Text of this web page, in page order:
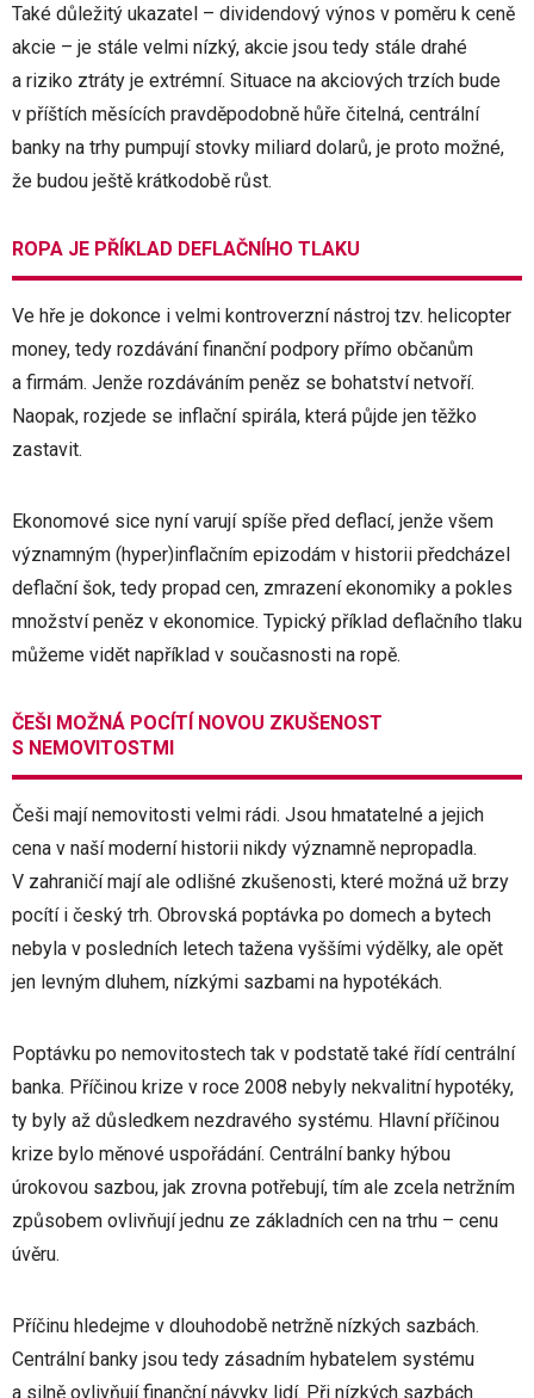
Také důležitý ukazatel – dividendový výnos v poměru k ceně
akcie – je stále velmi nízký, akcie jsou tedy stále drahé
a riziko ztráty je extrémní. Situace na akciových trzích bude
v příštích měsících pravděpodobně hůře čitelná, centrální
banky na trhy pumpují stovky miliard dolarů, je proto možné,
že budou ještě krátkodobě růst.
ROPA JE PŘÍKLAD DEFLAČNÍHO TLAKU
Ve hře je dokonce i velmi kontroverzní nástroj tzv. helicopter
money, tedy rozdávání finanční podpory přímo občanům
a firmám. Jenže rozdáváním peněz se bohatství netvoří.
Naopak, rozjede se inflační spirála, která půjde jen těžko
zastavit.
Ekonomové sice nyní varují spíše před deflací, jenže všem
významným (hyper)inflačním epizodám v historii předcházel
deflační šok, tedy propad cen, zmrazení ekonomiky a pokles
množství peněz v ekonomice. Typický příklad deflačního tlaku
můžeme vidět například v současnosti na ropě.
ČEŠI MOŽNÁ POCÍTÍ NOVOU ZKUŠENOST
S NEMOVITOSTMI
Češi mají nemovitosti velmi rádi. Jsou hmatatelné a jejich
cena v naší moderní historii nikdy významně nepropadla.
V zahraničí mají ale odlišné zkušenosti, které možná už brzy
pocítí i český trh. Obrovská poptávka po domech a bytech
nebyla v posledních letech tažena vyššími výdělky, ale opět
jen levným dluhem, nízkými sazbami na hypotékách.
Poptávku po nemovitostech tak v podstatě také řídí centrální
banka. Příčinou krize v roce 2008 nebyly nekvalitní hypotéky,
ty byly až důsledkem nezdravého systému. Hlavní příčinou
krize bylo měnové uspořádání. Centrální banky hýbou
úrokovou sazbou, jak zrovna potřebují, tím ale zcela netržním
způsobem ovlivňují jednu ze základních cen na trhu – cenu
úvěru.
Příčinu hledejme v dlouhodobě netržně nízkých sazbách.
Centrální banky jsou tedy zásadním hybatelem systému
a silně ovlivňují finanční návyky lidí. Při nízkých sazbách